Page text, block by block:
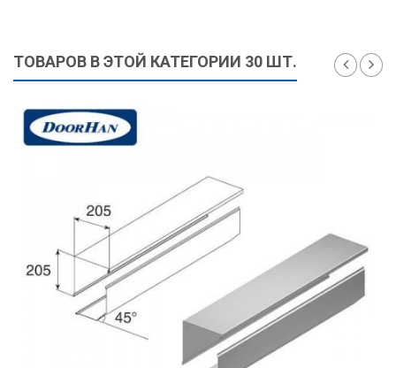
ТОВАРОВ В ЭТОЙ КАТЕГОРИИ 30 ШТ.